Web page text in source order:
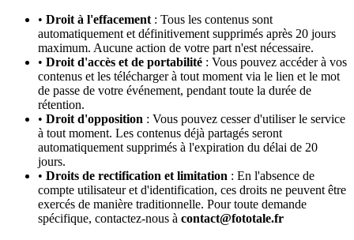
• Droit à l'effacement : Tous les contenus sont
automatiquement et définitivement supprimés après 20 jours
maximum. Aucune action de votre part n'est nécessaire.
• Droit d'accès et de portabilité : Vous pouvez accéder à vos
contenus et les télécharger à tout moment via le lien et le mot
de passe de votre événement, pendant toute la durée de
rétention.
• Droit d'opposition : Vous pouvez cesser d'utiliser le service
à tout moment. Les contenus déjà partagés seront
automatiquement supprimés à l'expiration du délai de 20
jours.
• Droits de rectification et limitation : En l'absence de
compte utilisateur et d'identification, ces droits ne peuvent être
exercés de manière traditionnelle. Pour toute demande
spécifique, contactez-nous à contact@fototale.fr